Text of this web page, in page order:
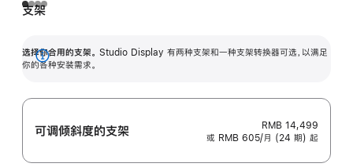
支架
选择你合用的支架。 Studio Display 有两种支架和一种支架转换器可选，以满足
你的各种安装需求。
展
可调倾斜度的支架
RMB 14,499
或 RMB 605/月 (24 期) 起